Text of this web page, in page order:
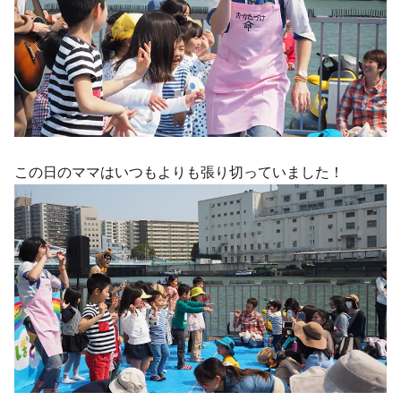
この日のママはいつもよりも張り切っていました！